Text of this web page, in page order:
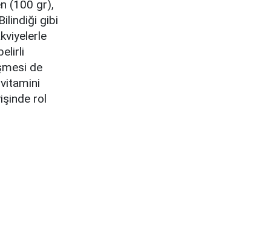
(100 gr),
gibi
de
rol